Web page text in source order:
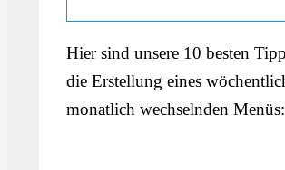
Hier sind unsere 10 besten
die Erstellung eines
monatlich wechselnden Menüs: